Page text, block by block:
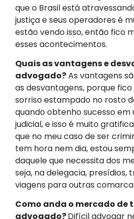
que o Brasil está
justiça e seus operadores é
estão vendo isso, então fico
esses acontecimentos.
Quais as vantagens e
advogado?As vantagens
as desvantagens, porque
sorriso estampado no rosto
quando obtenho sucesso em
judicial, e isso é muito
que no meu caso de ser
tem hora nem dia, estou
daquele que necessita dos
seja, na delegacia, presídios,
viagens para outras
Como anda o mercado de
advogado?Difícil advogar